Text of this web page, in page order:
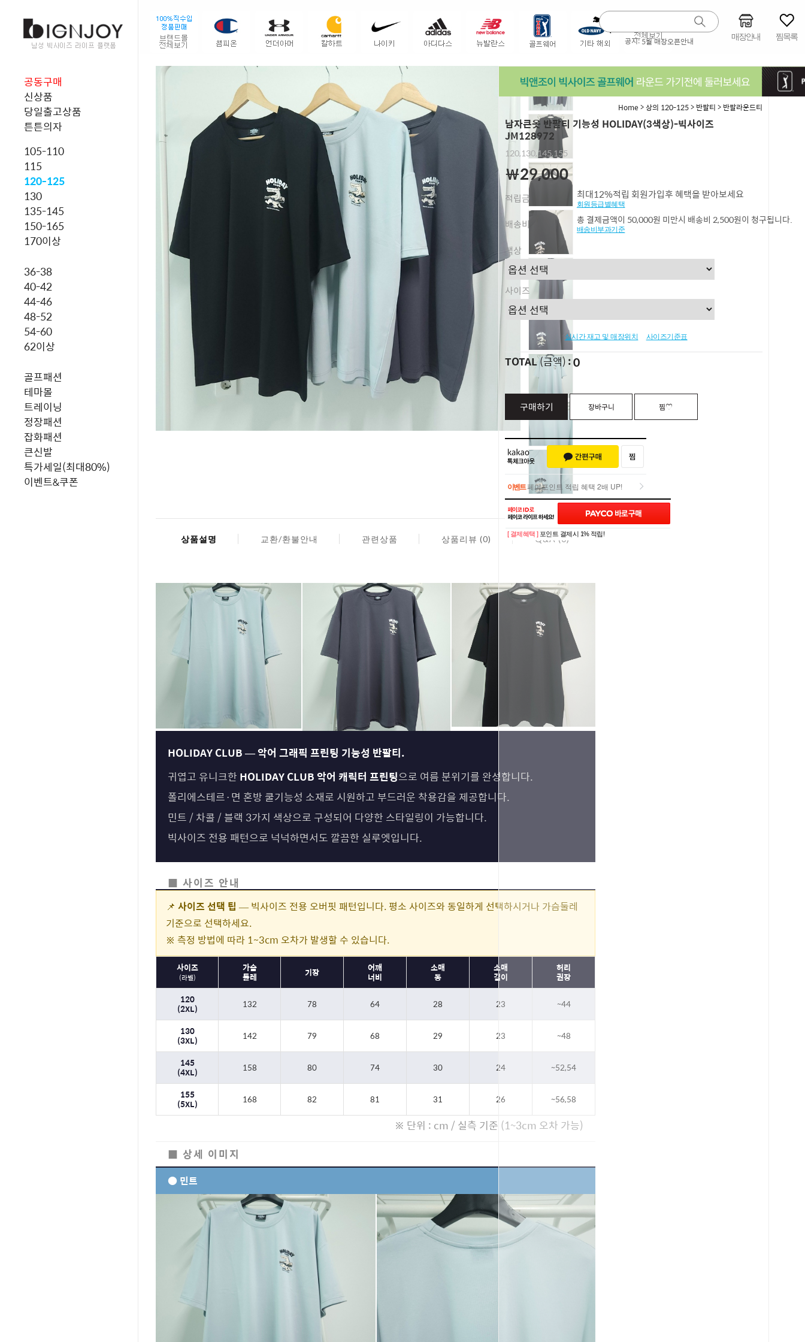
공지:5월 매장오픈안내 매장안내 찜목록
공동구매
신상품
당일출고상품
튼튼의자
105-110
115
120-125
130
135-145
150-165
170이상
36-38
40-42
44-46
48-52
54-60
62이상
골프패션
테마몰
트레이닝
정장패션
잡화패션
큰신발
특가세일(최대80%)
이벤트&쿠폰
Home>상의 120-125> 반팔티 > 반팔라운드티
남자큰옷 반팔티 기능성 HOLIDAY(3색상)-빅사이즈
JM128972
120,130,145,155
￦29,000
적립금 최대12%적립 회원가입후 혜택을 받아보세요
회원등급별혜택
배송비 총 결제금액이 50,000원 미만시 배송비 2,500원이 청구됩니다.
배송비부과기준
색상
사이즈
실시간 재고 및 매장위치 사이즈기준표
TOTAL(금액) 0
구매하기 장바구니 찜♡
이벤트페이포인트 적립 혜택 2배 UP!
이벤트페이포인트 적립 혜택 2배 UP!
페이코 ID로 페이
[ 결제혜택 ] 포인트 결제시 1% 적립!
상품설명 교환/환불안내 관련상품 상품리뷰 (0) Q&A (0)
HOLIDAY CLUB — 악어 그래픽 프린팅 기능성 반팔티.
귀엽고 유니크한 HOLIDAY CLUB 악어 캐릭터 프린팅으로 여름 분위기를 완성합니다.
폴리에스테르·면 혼방 쿨기능성 소재로 시원하고 부드러운 착용감을 제공합니다.
민트 / 차콜 / 블랙 3가지 색상으로 구성되어 다양한 스타일링이 가능합니다.
빅사이즈 전용 패턴으로 넉넉하면서도 깔끔한 실루엣입니다.
■ 사이즈 안내
📌 사이즈 선택 팁 — 빅사이즈 전용 오버핏 패턴입니다. 평소 사이즈와 동일하게 선택하시거나 가슴둘레
기준으로 선택하세요.
※ 측정 방법에 따라 1~3cm 오차가 발생할 수 있습니다.
사이즈
(라벨)
가슴
둘레 기장 어깨
너비
소매
통
소매
길이
허리
권장
120
(2XL) 132 78 64 28 23 ~44
130
(3XL) 142 79 68 29 23 ~48
145
(4XL) 158 80 74 30 24 ~52,54
155
(5XL) 168 82 81 31 26 ~56,58
※ 단위 : cm / 실측 기준 (1~3cm 오차 가능)
■ 상세 이미지
● 민트